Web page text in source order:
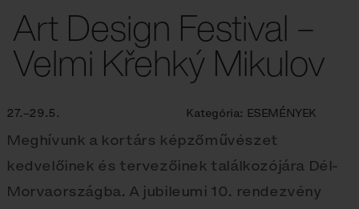
Art Design Festival –
Velmi Křehký Mikulov
27.–29.5. Kategória: ESEMÉNYEK
Meghívunk a kortárs képzőművészet
kedvelőinek és tervezőinek találkozójára Dél-
Morvaországba. A jubileumi 10. rendezvény